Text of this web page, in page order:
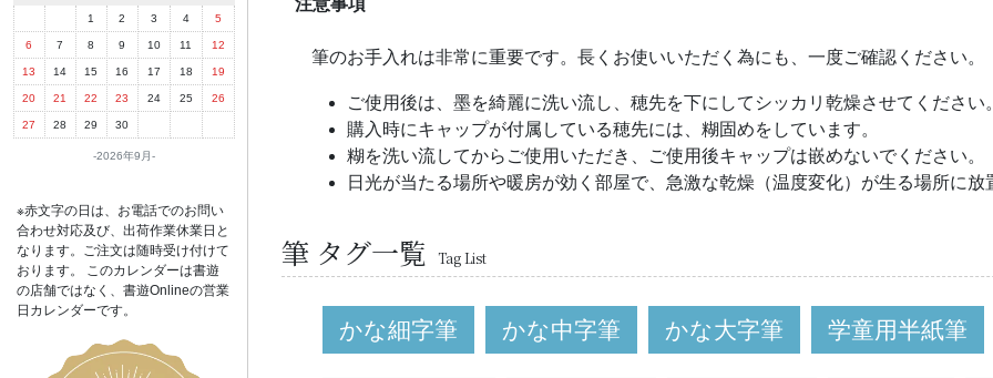
筆のお手入れは非常に重要です。長くお使いいただく為にも、一度ご確認ください。
ご使用後は、墨を綺麗に洗い流し、穂先を下にしてシッカリ乾燥させてください
購入時にキャップが付属している穂先には、糊固めをしています。
糊を洗い流してからご使用いただき、ご使用後キャップは嵌めないでください
日光が当たる場所や暖房が効く部屋で、急激な乾燥（温度変化）が生る場所に
筆 タグ一覧 Tag List
かな細字筆 かな中字筆 かな大字筆 学童用半紙筆
2026年9月
1 2 3 4 5
6 7 8 9 10 11 12
13 14 15 16 17 18 19
20 21 22 23 24 25 26
27 28 29 30
※赤文字の日は、お電話でのお問い
合わせ対応及び、出荷作業休業日と
なります。ご注文は随時受け付けて
おります。 このカレンダーは書遊
の店舗ではなく、書遊Onlineの営業
日カレンダーです。